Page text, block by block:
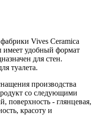
Vives Ceramica
имеет удобный формат
для стен.
туалета.
производства
со следующими
поверхность - глянцевая,
красоту и